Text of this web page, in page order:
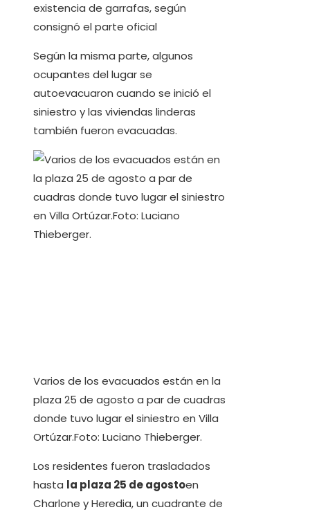
existencia de garrafas, según
consignó el parte oficial
Según la misma parte, algunos
ocupantes del lugar se
autoevacuaron cuando se inició el
siniestro y las viviendas linderas
también fueron evacuadas.
Varios de los evacuados están en la
plaza 25 de agosto a par de cuadras
donde tuvo lugar el siniestro en Villa
Ortúzar.Foto: Luciano Thieberger.
Los residentes fueron trasladados
hasta la plaza 25 de agostoen
Charlone y Heredia, un cuadrante de